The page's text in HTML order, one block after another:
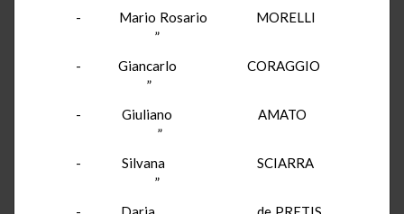
- Mario Rosario MORELLI
”
- Giancarlo CORAGGIO
”
- Giuliano AMATO
”
- Silvana SCIARRA
”